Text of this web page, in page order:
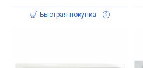
Быстрая покупка